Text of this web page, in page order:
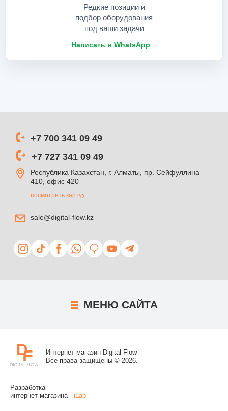
Редкие позиции и
подбор оборудования
под ваши задачи
Написать в WhatsApp→
+7 700 341 09 49
+7 727 341 09 49
Республика Казахстан, г. Алматы, пр. Сейфуллина
410, офис 420
посмотреть карту
sale@digital-flow.kz
МЕНЮ САЙТА
Интернет-магазин Digital Flow
Все права защищены © 2026.
Разработка
интернет-магазина - iLab